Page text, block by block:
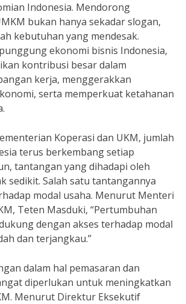
Indonesia. Mendorong
bukan hanya sekadar slogan,
kebutuhan yang mendesak.
ekonomi bisnis Indonesia,
kontribusi besar dalam
kerja, menggerakkan
serta memperkuat ketahanan
Koperasi dan UKM, jumlah
terus berkembang setiap
tantangan yang dihadapi oleh
sedikit. Salah satu tantangannya
modal usaha. Menurut Menteri
Teten Masduki, “Pertumbuhan
dengan akses terhadap modal
dan terjangkau.”
dalam hal pemasaran dan
diperlukan untuk meningkatkan
Menurut Direktur Eksekutif